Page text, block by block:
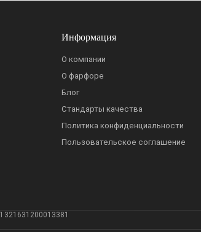
Информация
О компании
О фарфоре
Блог
Стандарты качества
Политика конфиденциальности
Пользовательское соглашение